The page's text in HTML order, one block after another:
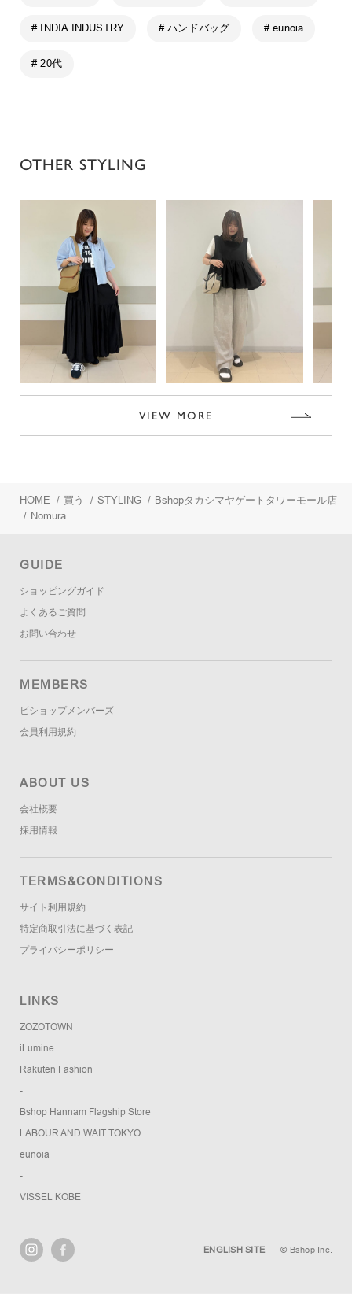
# INDIA INDUSTRY # ハンドバッグ # eunoia
# 20代
OTHER STYLING
VIEW MORE
HOME / 買う / STYLING / Bshopタカシマヤゲートタワーモール店
/ Nomura
GUIDE
ショッピングガイド
よくあるご質問
お問い合わせ
MEMBERS
ビショップメンバーズ
会員利用規約
ABOUT US
会社概要
採用情報
TERMS&CONDITIONS
サイト利用規約
特定商取引法に基づく表記
プライバシーポリシー
LINKS
ZOZOTOWN
iLumine
Rakuten Fashion
-
Bshop Hannam Flagship Store
LABOUR AND WAIT TOKYO
eunoia
-
VISSEL KOBE
ENGLISH SITE © Bshop Inc.